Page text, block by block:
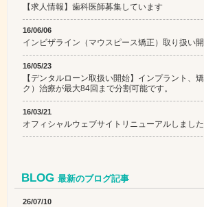
【求人情報】歯科医師募集しています
16/06/06
インビザライン（マウスピース矯正）取り扱い開
16/05/23
【デンタルローン取扱い開始】インプラント、
ク）治療が最大84回まで分割可能です。
16/03/21
オフィシャルウェブサイトリニューアルしました
BLOG 最新のブログ記事
26/07/10